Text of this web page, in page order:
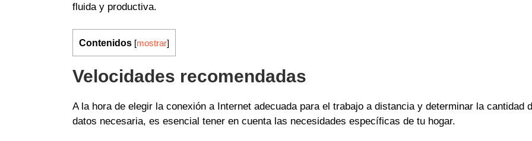
fluida y productiva.
Contenidos [mostrar]
Velocidades recomendadas
A la hora de elegir la conexión a Internet adecuada para el trabajo a distancia y determinar la cantidad
datos necesaria, es esencial tener en cuenta las necesidades específicas de tu hogar.